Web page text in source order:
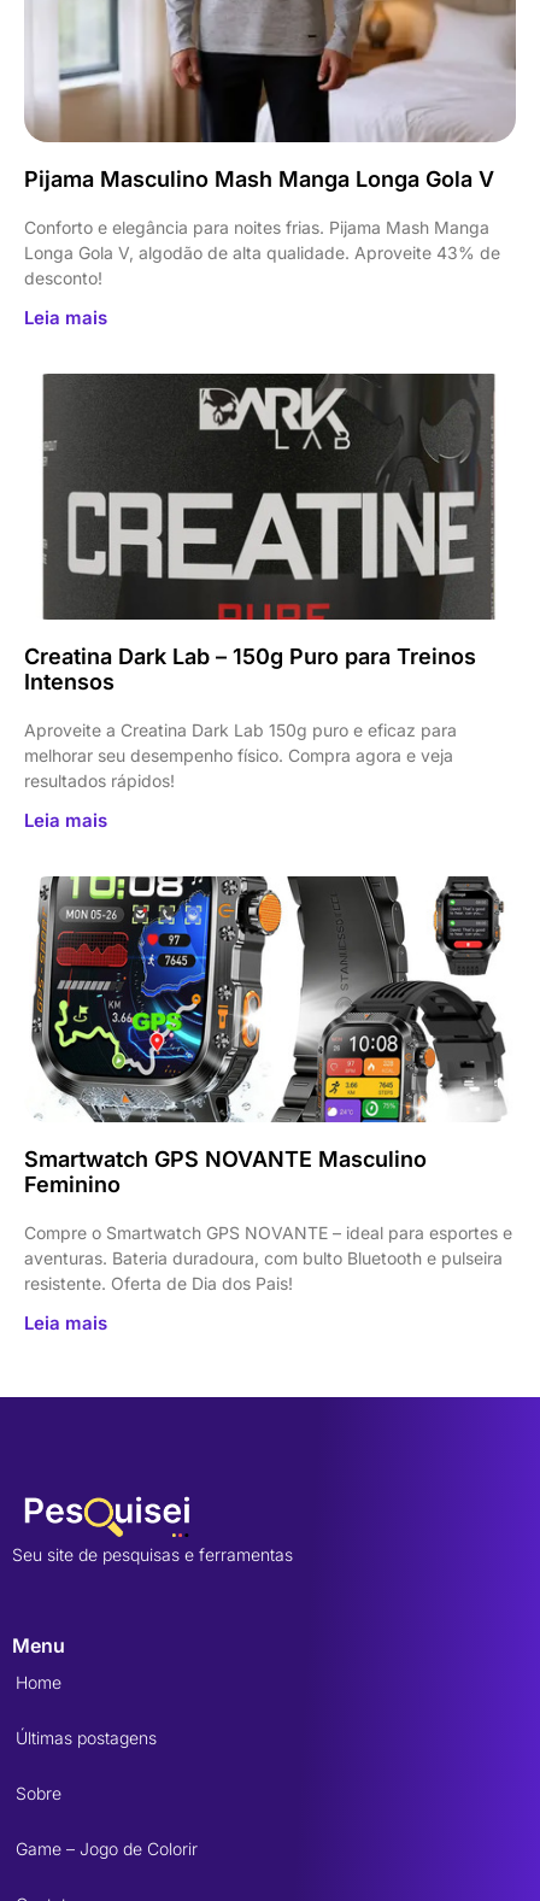
Pijama Masculino Mash Manga Longa Gola V
Conforto e elegância para noites frias. Pijama Mash Manga
Longa Gola V, algodão de alta qualidade. Aproveite 43% de
desconto!
Leia mais
Creatina Dark Lab – 150g Puro para Treinos
Intensos
Aproveite a Creatina Dark Lab 150g puro e eficaz para
melhorar seu desempenho físico. Compra agora e veja
resultados rápidos!
Leia mais
Smartwatch GPS NOVANTE Masculino
Feminino
Compre o Smartwatch GPS NOVANTE – ideal para esportes e
aventuras. Bateria duradoura, com bulto Bluetooth e pulseira
resistente. Oferta de Dia dos Pais!
Leia mais
Seu site de pesquisas e ferramentas
Menu
Home
Últimas postagens
Sobre
Game – Jogo de Colorir